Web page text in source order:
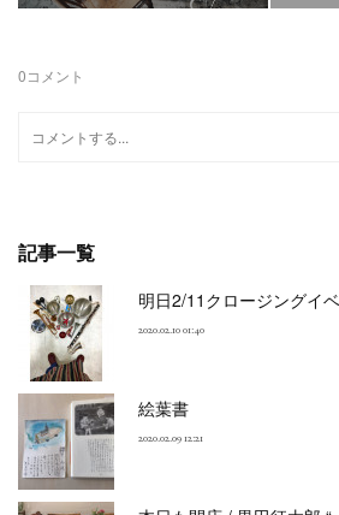
0コメント
記事一覧
明日2/11クロージングイ
2020.02.10 01:40
絵葉書
2020.02.09 12:21